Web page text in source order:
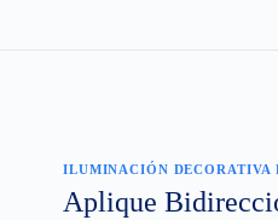
ILUMINACIÓN DECORATIVA
Aplique